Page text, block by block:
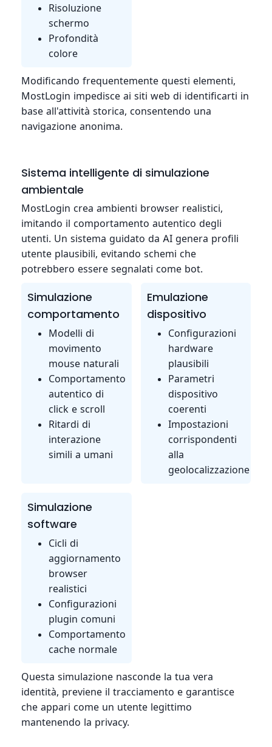
Risoluzione
schermo
Profondità
colore
Modificando frequentemente questi elementi,
MostLogin impedisce ai siti web di identificarti in
base all'attività storica, consentendo una
navigazione anonima.
Sistema intelligente di simulazione
ambientale
MostLogin crea ambienti browser realistici,
imitando il comportamento autentico degli
utenti. Un sistema guidato da AI genera profili
utente plausibili, evitando schemi che
potrebbero essere segnalati come bot.
Simulazione
comportamento
Modelli di
movimento
mouse naturali
Comportamento
autentico di
click e scroll
Ritardi di
interazione
simili a umani
Emulazione
dispositivo
Configurazioni
hardware
plausibili
Parametri
dispositivo
coerenti
Impostazioni
corrispondenti
alla
geolocalizzazione
Simulazione
software
Cicli di
aggiornamento
browser
realistici
Configurazioni
plugin comuni
Comportamento
cache normale
Questa simulazione nasconde la tua vera
identità, previene il tracciamento e garantisce
che appari come un utente legittimo
mantenendo la privacy.